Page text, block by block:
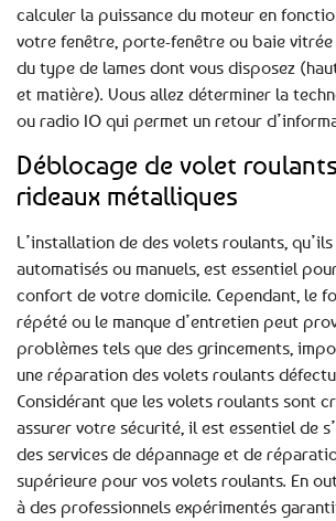
calculer la puissance du moteur en
votre fenêtre, porte-fenêtre ou baie
du type de lames dont vous disposez
et matière). Vous allez déterminer la
ou radio IO qui permet un retour
Déblocage de volet
rideaux métalliques
L’installation de des volets roulants,
automatisés ou manuels, est essentiel
confort de votre domicile. Cependant, le
répété ou le manque d’entretien peut
problèmes tels que des grincements,
une réparation des volets roulants
Considérant que les volets roulants sont
assurer votre sécurité, il est essentiel de
des services de dépannage et de
supérieure pour vos volets roulants. En
à des professionnels expérimentés